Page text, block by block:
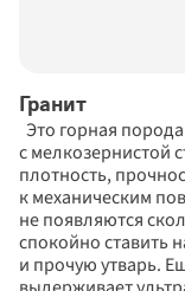
Гранит
Это горная
с мелкозернистой
плотность,
к механическим
не появляются
спокойно ставить
и прочую утварь.